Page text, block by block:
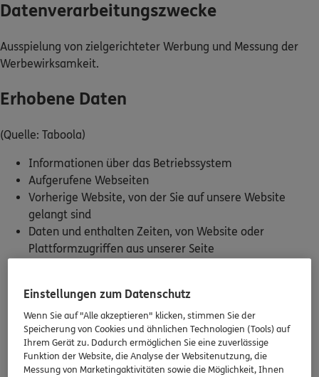
Zum Kundenportal
0800 / 3746 095
ERGO Berater finden
Datenverarbeitungszwecke
Ausspielung von zielgerichteter Werbung und Messung der
Werbewirksamkeit.
Erhobene Daten
(Quelle: Taboola)
Informationen über das Betriebssystem
Aufgerufene Webseiten
Vorherige Website, von der Sie auf unsere Website
gelangt sind
Daten und enthalten Zeiten, von Website oder
Plattformzugriffen aus unserer Seite
Allgemeine Standortinformationen (z. B. Stadt)
Conversion Tracking
Anrufdaten (Zeitpunkt, attribuierte Umsätze)
IP-Adresse
Unique ID
Einstellungen zum Datenschutz
Wenn Sie auf "Alle akzeptieren" klicken, stimmen Sie der
Speicherung von Cookies und ähnlichen Technologien (Tools) auf
Ihrem Gerät zu. Dadurch ermöglichen Sie eine zuverlässige
Funktion der Website, die Analyse der Websitenutzung, die
Messung von Marketingaktivitäten sowie die Möglichkeit, Ihnen